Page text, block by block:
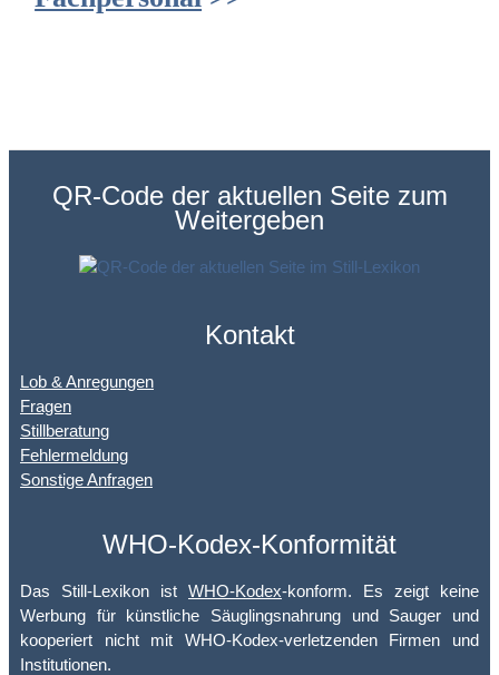
QR-Code der aktuellen Seite zum
Weitergeben
Kontakt
Lob & Anregungen
Fragen
Stillberatung
Fehlermeldung
Sonstige Anfragen
WHO-Kodex-Konformität
Das Still-Lexikon ist WHO-Kodex-konform. Es zeigt keine
Werbung für künstliche Säuglingsnahrung und Sauger und
kooperiert nicht mit WHO-Kodex-verletzenden Firmen und
Institutionen.